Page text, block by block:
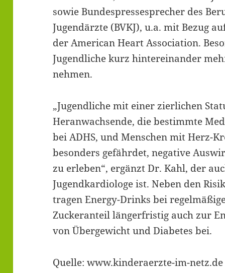
sowie Bundespressesprecher des
Jugendärzte (BVKJ), u.a. mit Bezug
der American Heart Association.
Jugendliche kurz hintereinander
nehmen.
„Jugendliche mit einer zierlichen
Heranwachsende, die bestimmte
bei ADHS, und Menschen mit Herz-
besonders gefährdet, negative
zu erleben“, ergänzt Dr. Kahl, der
Jugendkardiologe ist. Neben den
tragen Energy-Drinks bei
Zuckeranteil längerfristig auch zur
von Übergewicht und Diabetes bei.
Quelle: www.kinderaerzte-im-